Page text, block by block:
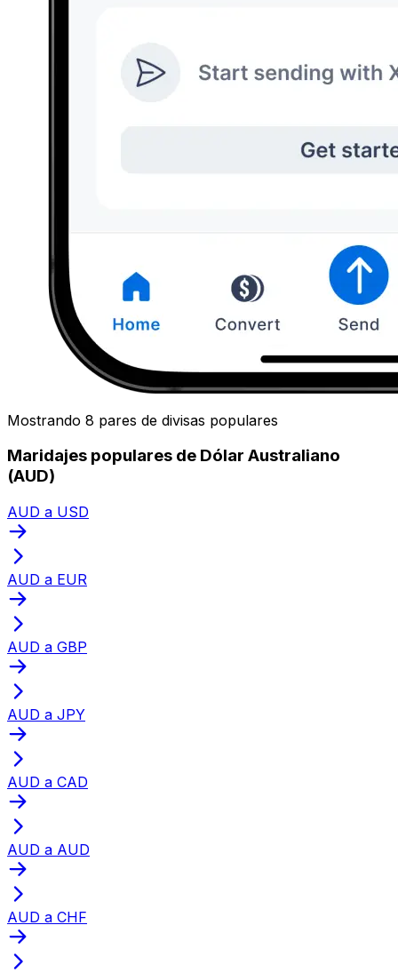
Mostrando 8 pares de divisas populares
Maridajes populares de Dólar Australiano
(AUD)
AUD a USD
AUD a EUR
AUD a GBP
AUD a JPY
AUD a CAD
AUD a AUD
AUD a CHF